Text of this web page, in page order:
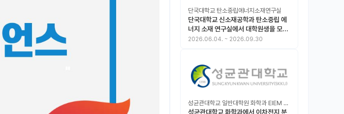
단국대학교 탄소중립에너지소재연구실
단국대학교 신소재공학과 탄소중립 에
너지 소재 연구실에서 대학원생을 모집
합니다.
2026.06.04. ~ 2026.09.30
성균관대학교 일반대학원 화학과 EIEM Lab
성균관대학교 화학과에서 이차전지 분